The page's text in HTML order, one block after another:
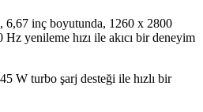
6,67 inç boyutunda, 1260 x 2800
yenileme hızı ile akıcı bir deneyim
W turbo şarj desteği ile hızlı bir